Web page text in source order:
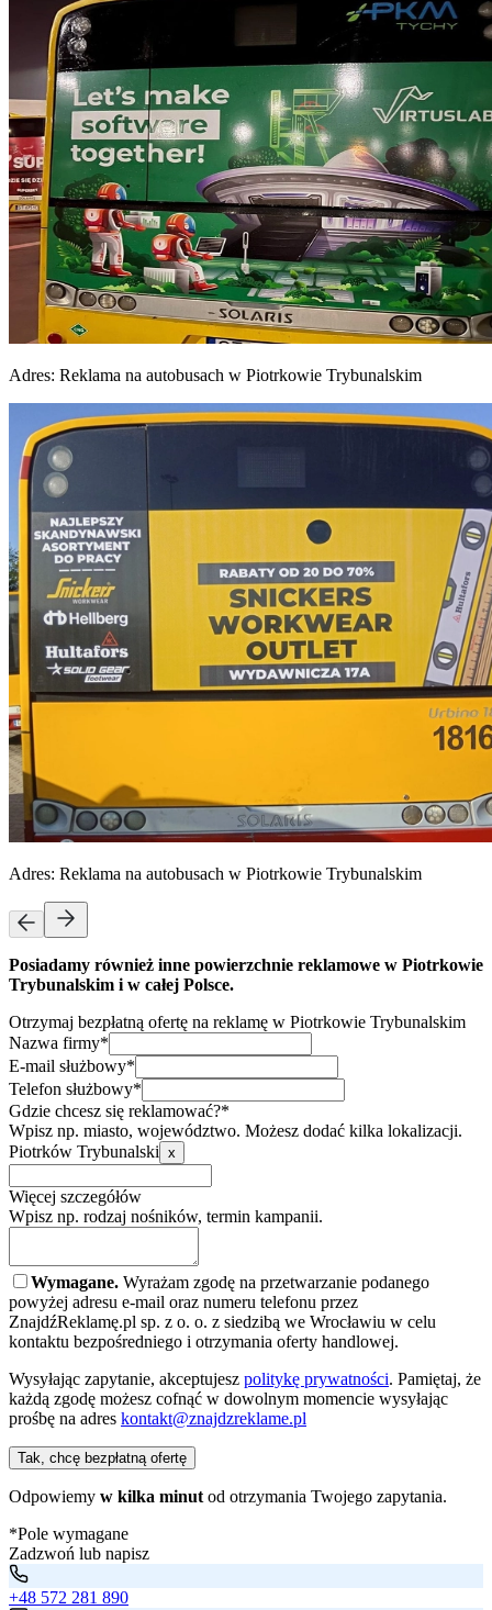
Adres: Reklama na autobusach w Piotrkowie Trybunalskim
Adres: Reklama na autobusach w Piotrkowie Trybunalskim
Posiadamy również inne powierzchnie reklamowe w Piotrkowie
Trybunalskim i w całej Polsce.
Otrzymaj bezpłatną ofertę na reklamę w Piotrkowie Trybunalskim
Nazwa firmy*
E-mail służbowy*
Telefon służbowy*
Gdzie chcesz się reklamować?*
Wpisz np. miasto, województwo. Możesz dodać kilka lokalizacji.
Piotrków Trybunalski x
Więcej szczegółów
Wpisz np. rodzaj nośników, termin kampanii.
Wymagane. Wyrażam zgodę na przetwarzanie podanego
powyżej adresu e-mail oraz numeru telefonu przez
ZnajdźReklamę.pl sp. z o. o. z siedzibą we Wrocławiu w celu
kontaktu bezpośredniego i otrzymania oferty handlowej.
Wysyłając zapytanie, akceptujesz politykę prywatności. Pamiętaj, że
każdą zgodę możesz cofnąć w dowolnym momencie wysyłając
prośbę na adres kontakt@znajdzreklame.pl
Tak, chcę bezpłatną ofertę
Odpowiemy w kilka minut od otrzymania Twojego zapytania.
*Pole wymagane
Zadzwoń lub napisz
+48 572 281 890